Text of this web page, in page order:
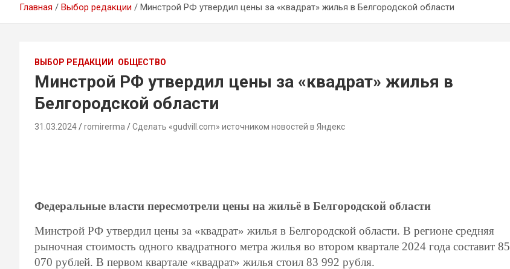
Главная Выбор редакции Минстрой РФ утвердил цены за «квадрат» жилья в Белгородской области
ВЫБОР РЕДАКЦИИ ОБЩЕСТВО
Минстрой РФ утвердил цены за «квадрат» жилья в
Белгородской области
31.03.2024 romirerma Сделать «gudvill.com» источником новостей в Яндекс
Федеральные власти пересмотрели цены на жильё в Белгородской области
Минстрой РФ утвердил цены за «квадрат» жилья в Белгородской области. В регионе средняя
рыночная стоимость одного квадратного метра жилья во втором квартале 2024 года составит 85
070 рублей. В первом квартале «квадрат» жилья стоил 83 992 рубля.